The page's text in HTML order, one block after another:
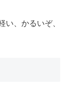
い、かるいぞ、